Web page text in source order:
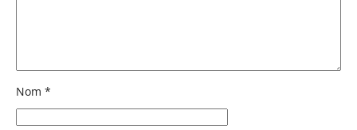
Nom *